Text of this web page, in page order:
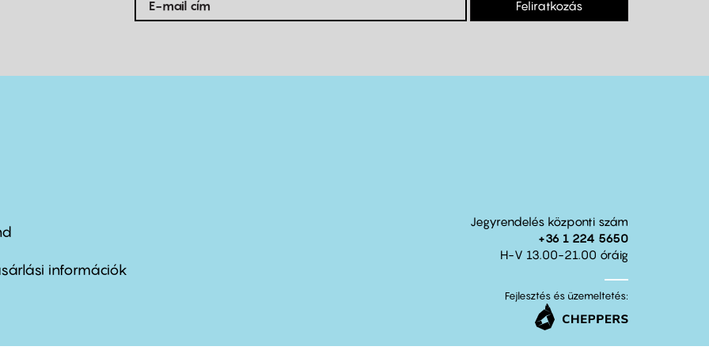
Feliratkozás
információk
Jegyrendelés központi szám
+36 1 224 5650
H-V 13.00-21.00 óráig
Fejlesztés és üzemeltetés: